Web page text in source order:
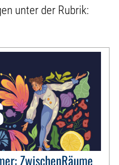
unter der Rubrik:
ZwischenRäume